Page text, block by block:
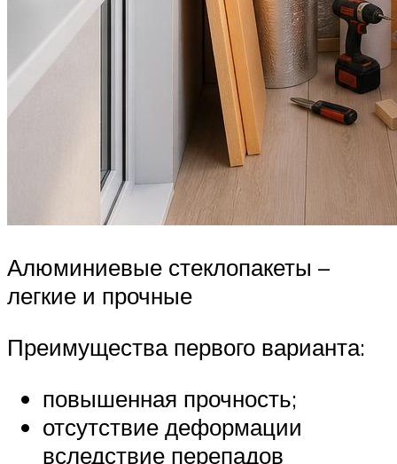
Алюминиевые стеклопакеты –
легкие и прочные
Преимущества первого варианта:
повышенная прочность;
отсутствие деформации
вследствие перепадов